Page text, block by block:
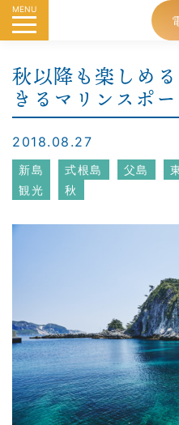
MENU
秋以降も楽しめ
きるマリンスポー
2018.08.27
新島 式根島 父島
観光
秋